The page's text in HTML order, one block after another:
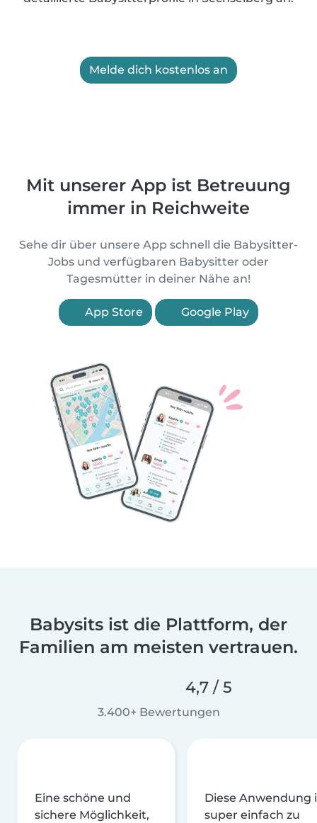
Melde dich kostenlos an
Mit unserer App ist Betreuung
immer in Reichweite
Sehe dir über unsere App schnell die Babysitter-
Jobs und verfügbaren Babysitter oder
Tagesmütter in deiner Nähe an!
App Store Google Play
Babysits ist die Plattform, der
Familien am meisten vertrauen.
4,7 / 5
3.400+ Bewertungen
Eine schöne und
sichere Möglichkeit,
Diese Anwendung
super einfach zu